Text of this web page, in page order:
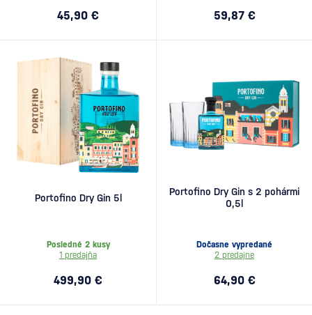
45,90 € 59,87 €
Portofino Dry Gin 5l
Posledné 2 kusy
1 predajňa
499,90 €
Portofino Dry Gin s 2 pohármi
0,5l
Dočasne vypredané
2 predajne
64,90 €